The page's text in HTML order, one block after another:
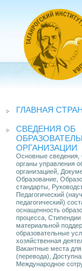
ГЛАВНАЯ
СВЕДЕНИЯ ОБ
ОРГАНИЗАЦИИ
Основные сведения,
органы управления
организацией,
Образование,
стандарты,
Педагогический
педагогический)
оснащенность
процесса,
материальной
образовательные
хозяйственная
Вакантные места
(перевода),
Международное